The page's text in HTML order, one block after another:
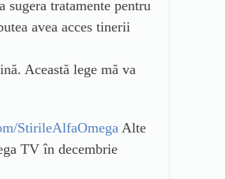
tratamente pentru
avea acces tinerii
Această lege mă va
StirileAlfaOmega Alte
TV în decembrie